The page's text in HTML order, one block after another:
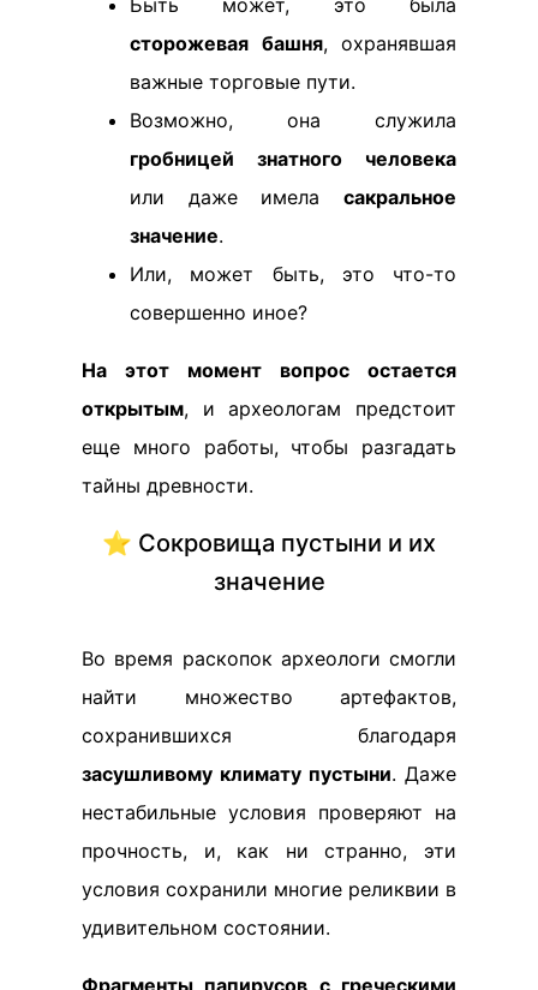
Быть может, это была
сторожевая башня, охранявшая
важные торговые пути.
Возможно, она служила
гробницей знатного человека
или даже имела сакральное
значение.
Или, может быть, это что-то
совершенно иное?
На этот момент вопрос остается
открытым, и археологам предстоит
еще много работы, чтобы разгадать
тайны древности.
⭐ Сокровища пустыни и их
значение
Во время раскопок археологи смогли
найти множество артефактов,
сохранившихся благодаря
засушливому климату пустыни. Даже
нестабильные условия проверяют на
прочность, и, как ни странно, эти
условия сохранили многие реликвии в
удивительном состоянии.